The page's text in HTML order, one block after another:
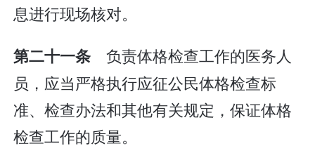
息进行现场核对。
第二十一条 负责体格检查工作的医务人
员，应当严格执行应征公民体格检查标
准、检查办法和其他有关规定，保证体格
检查工作的质量。